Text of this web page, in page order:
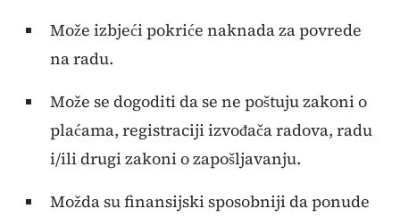
Može izbjeći pokriće naknada za povrede
na radu.
Može se dogoditi da se ne poštuju zakoni o
plaćama, registraciji izvođača radova, radu
i/ili drugi zakoni o zapošljavanju.
Možda su finansijski sposobniji da ponude